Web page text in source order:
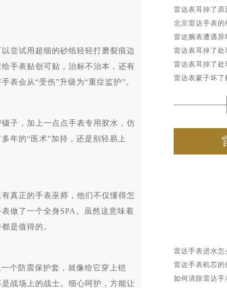
尝试用超细的砂纸轻轻打磨裂痕边
手表贴创可贴，治标不治本，还有
表会从“受伤”升级为“重症监护”。
子，加上一点点手表专用胶水，仿
年的“医术”加持，还是别轻易上
真正的手表巫师，他们不仅懂得怎
做了一个全身SPA。虽然这意味着
是值得的。
个防震保护套，就像给它穿上铠
战场上的战士。细心呵护，方能让
雷达表耳掉了原
北京雷达手表
雷达腕表遭遇
雷达表耳掉了处
雷达表耳掉了处
雷达表蒙子坏了
雷达手表进水怎
雷达手表机芯
如何清除雷达手